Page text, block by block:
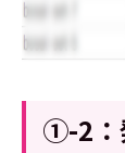
①-2：